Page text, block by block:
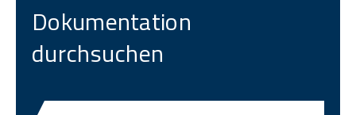
Dokumentation
durchsuchen